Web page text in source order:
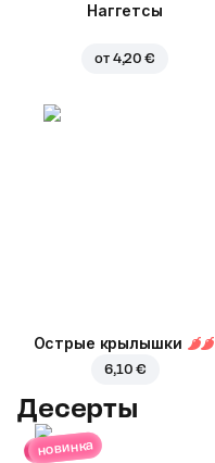
Наггетсы
от 4,20 €
Острые крылышки
6,10 €
Десерты
новинка